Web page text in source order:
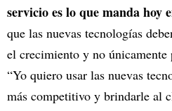
servicio es lo que manda hoy
que las nuevas tecnologías
el crecimiento y no únicamente
“Yo quiero usar las nuevas
más competitivo y brindarle al